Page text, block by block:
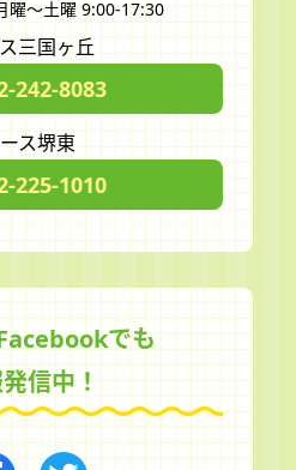
曜～土曜 9:00-17:30
三国ヶ丘
242-8083
ス堺東
225-1010
でも
信中！